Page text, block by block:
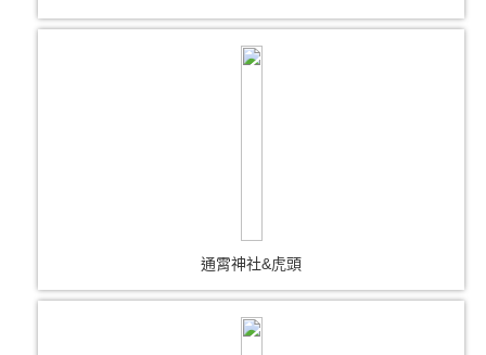
通霄神社&虎頭